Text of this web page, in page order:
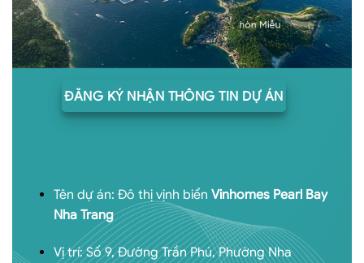
ĐĂNG KÝ NHẬN THÔNG TIN DỰ ÁN
Tên dự án: Đô thị vịnh biển Vinhomes Pearl Bay
Nha Trang
Vị trí: Số 9, Đường Trần Phú, Phường Nha